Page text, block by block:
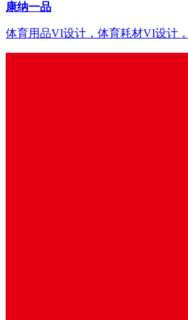
康纳一品
体育用品VI设计，体育耗材VI设计